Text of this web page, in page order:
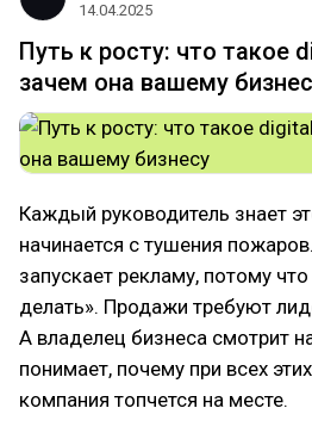
14.04.2025
Путь к росту: что такое
зачем она вашему
Каждый руководитель знает
начинается с тушения
запускает рекламу, потому
делать». Продажи требуют
А владелец бизнеса смотрит
понимает, почему при всех
компания топчется на месте.